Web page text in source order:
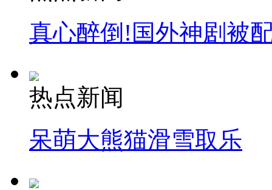
真心醉倒!国外神剧被
热点新闻
呆萌大熊猫滑雪取乐